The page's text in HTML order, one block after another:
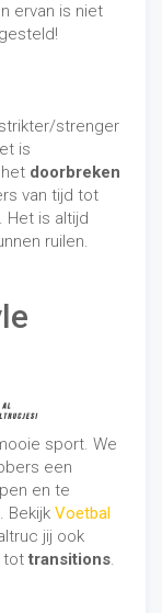
ervan is niet
strenger
is
doorbreken
van tijd tot
Het is altijd
ruilen.
sport. We
een
en te
Bekijk Voetbal
jij ook
tot transitions.